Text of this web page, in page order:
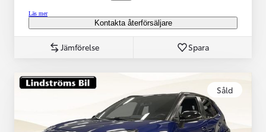
Läs mer
Kontakta återförsäljare
Jämförelse Spara
Såld